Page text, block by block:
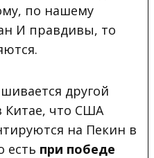
по нашему
И правдивы, то
другой
Китае, что США
на Пекин в
есть при победе